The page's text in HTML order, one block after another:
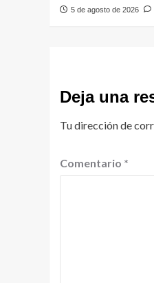
5 de agosto de 2026
Deja una
Tu dirección de
Comentario *